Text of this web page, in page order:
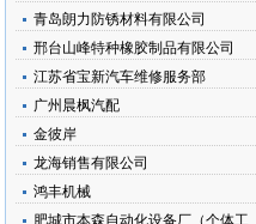
青岛朗力防锈材料有限公司
邢台山峰特种橡胶制品有限公司
江苏省宝新汽车维修服务部
广州晨枫汽配
金彼岸
龙海销售有限公司
鸿丰机械
肥城市本森自动化设备厂（个体工